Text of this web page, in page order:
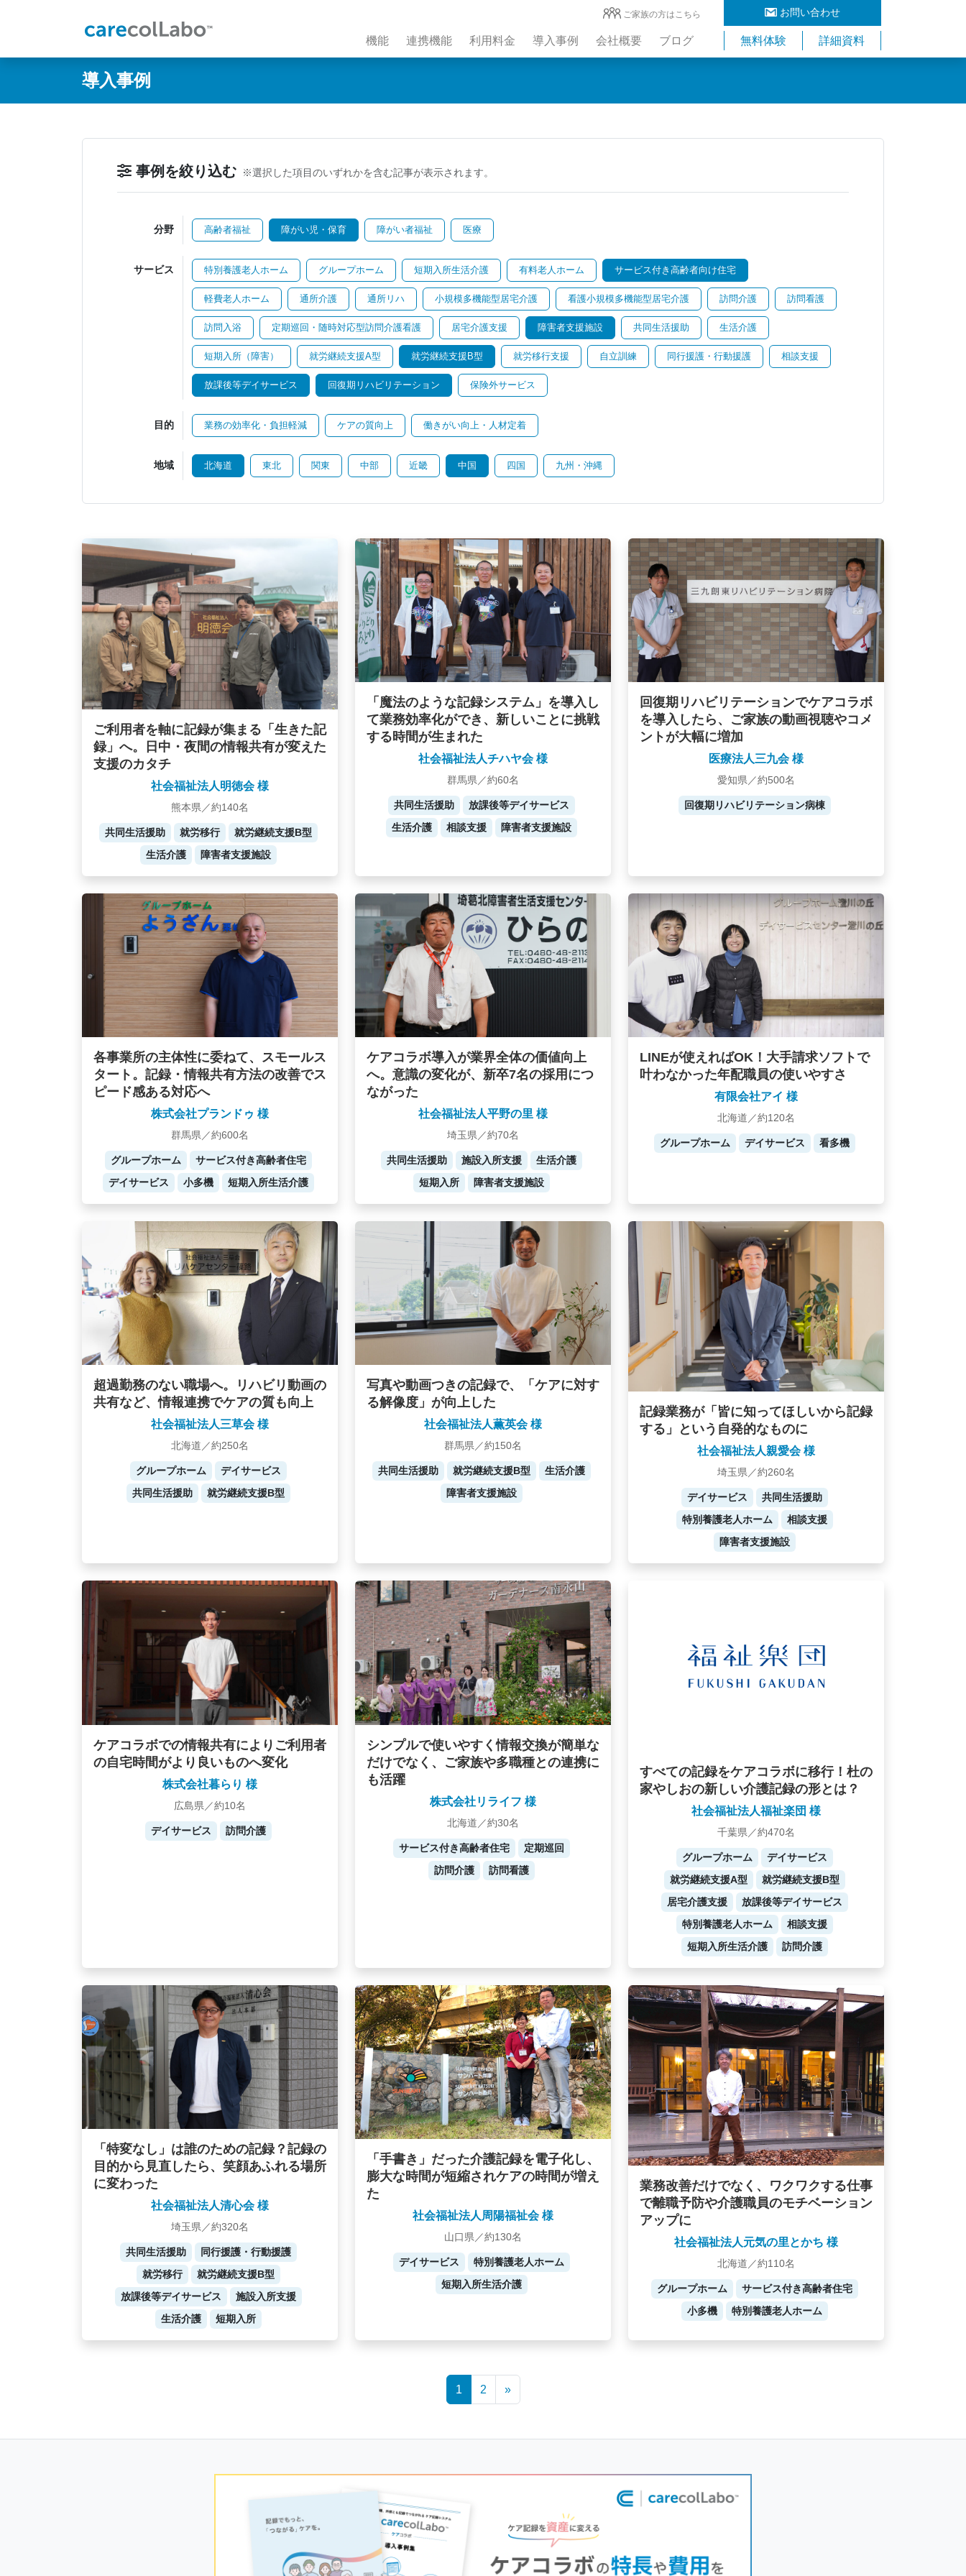
お問い合わせ
ご家族の方はこちら
機能 連携機能 利用料金 導入事例 会社概要 ブログ 無料体験 詳細資料
導入事例
事例を絞り込む ※選択した項目のいずれかを含む記事が表示されます。
分野 高齢者福祉 障がい児・保育 障がい者福祉 医療
サービス 特別養護老人ホーム グループホーム 短期入所生活介護 有料老人ホーム サービス付き高齢者向け住宅
軽費老人ホーム 通所介護 通所リハ 小規模多機能型居宅介護 看護小規模多機能型居宅介護 訪問介護 訪問看護
訪問入浴 定期巡回・随時対応型訪問介護看護 居宅介護支援 障害者支援施設 共同生活援助 生活介護
短期入所（障害） 就労継続支援A型 就労継続支援B型 就労移行支援 自立訓練 同行援護・行動援護 相談支援
放課後等デイサービス 回復期リハビリテーション 保険外サービス
目的 業務の効率化・負担軽減 ケアの質向上 働きがい向上・人材定着
地域 北海道 東北 関東 中部 近畿 中国 四国 九州・沖縄
ご利用者を軸に記録が集まる「生きた記
録」へ。日中・夜間の情報共有が変えた
支援のカタチ
社会福祉法人明徳会 様
熊本県／約140名
共同生活援助 就労移行
就労継続支援B型
生活介護
障害者支援施設
「魔法のような記録システム」を導入し
て業務効率化ができ、新しいことに挑戦
する時間が生まれた
社会福祉法人チハヤ会 様
群馬県／約60名
共同生活援助
放課後等デイサービス
生活介護
相談支援 障害者支援施設
回復期リハビリテーションでケアコラボ
を導入したら、ご家族の動画視聴やコメ
ントが大幅に増加
医療法人三九会 様
愛知県／約500名
回復期リハビリテーション病棟
各事業所の主体性に委ねて、スモールス
タート。記録・情報共有方法の改善でス
ピード感ある対応へ
株式会社プランドゥ 様
群馬県／約600名
グループホーム
サービス付き高齢者住宅
デイサービス
小多機 短期入所生活介護
ケアコラボ導入が業界全体の価値向上
へ。意識の変化が、新卒7名の採用につ
ながった
社会福祉法人平野の里 様
埼玉県／約70名
共同生活援助 施設入所支援
生活介護
短期入所
障害者支援施設
LINEが使えればOK！大手請求ソフトで
叶わなかった年配職員の使いやすさ
有限会社アイ 様
北海道／約120名
グループホーム デイサービス 看多機
超過勤務のない職場へ。リハビリ動画の
共有など、情報連携でケアの質も向上
社会福祉法人三草会 様
北海道／約250名
グループホーム
デイサービス
共同生活援助
就労継続支援B型
写真や動画つきの記録で、「ケアに対す
る解像度」が向上した
社会福祉法人薫英会 様
群馬県／約150名
共同生活援助 就労継続支援B型
生活介護
障害者支援施設
記録業務が「皆に知ってほしいから記録
する」という自発的なものに
社会福祉法人親愛会 様
埼玉県／約260名
デイサービス
共同生活援助
特別養護老人ホーム
相談支援
障害者支援施設
ケアコラボでの情報共有によりご利用者
の自宅時間がより良いものへ変化
株式会社暮らり 様
広島県／約10名
デイサービス 訪問介護
シンプルで使いやすく情報交換が簡単な
だけでなく、ご家族や多職種との連携に
も活躍
株式会社リライフ 様
北海道／約30名
サービス付き高齢者住宅
定期巡回
訪問介護
訪問看護
すべての記録をケアコラボに移行！杜の
家やしおの新しい介護記録の形とは？
社会福祉法人福祉楽団 様
千葉県／約470名
グループホーム
デイサービス
就労継続支援A型
就労継続支援B型
居宅介護支援
放課後等デイサービス
特別養護老人ホーム
相談支援
短期入所生活介護
訪問介護
「特変なし」は誰のための記録？記録の
目的から見直したら、笑顔あふれる場所
に変わった
社会福祉法人清心会 様
埼玉県／約320名
共同生活援助
同行援護・行動援護
就労移行
就労継続支援B型
放課後等デイサービス
施設入所支援
生活介護
短期入所
「手書き」だった介護記録を電子化し、
膨大な時間が短縮されケアの時間が増え
た
社会福祉法人周陽福祉会 様
山口県／約130名
デイサービス
特別養護老人ホーム
短期入所生活介護
業務改善だけでなく、ワクワクする仕事
で離職予防や介護職員のモチベーション
アップに
社会福祉法人元気の里とかち 様
北海道／約110名
グループホーム
サービス付き高齢者住宅
小多機
特別養護老人ホーム
1 2 »